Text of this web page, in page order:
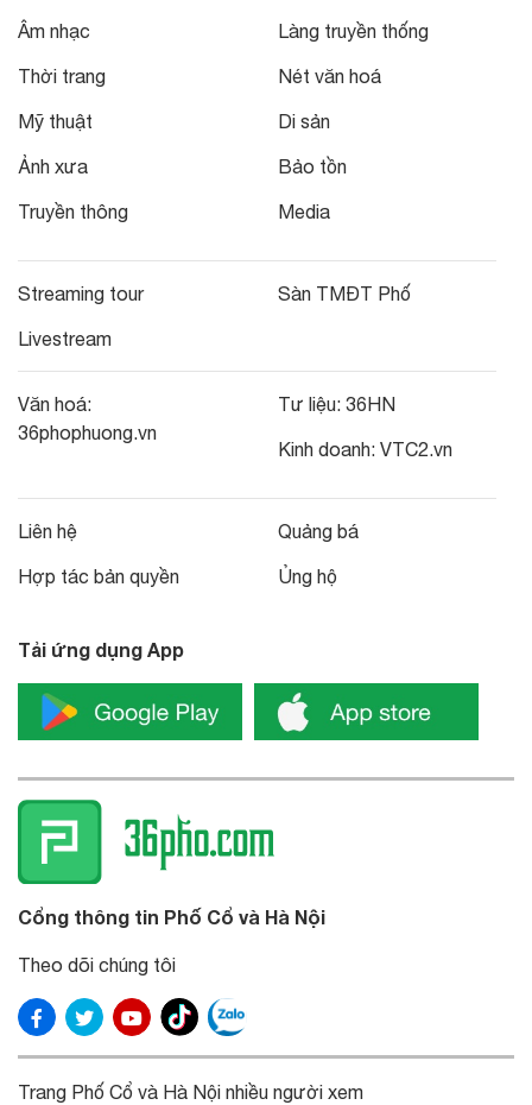
Âm nhạc
Thời trang
Mỹ thuật
Ảnh xưa
Truyền thông
Làng truyền thống
Nét văn hoá
Di sản
Bảo tồn
Media
Streaming tour
Livestream
Sàn TMĐT Phố
Văn hoá:
36phophuong.vn
Tư liệu: 36HN
Kinh doanh: VTC2.vn
Liên hệ
Hợp tác bản quyền
Quảng bá
Ủng hộ
Tải ứng dụng App
Cổng thông tin Phố Cổ và Hà Nội
Theo dõi chúng tôi
Trang Phố Cổ và Hà Nội nhiều người xem